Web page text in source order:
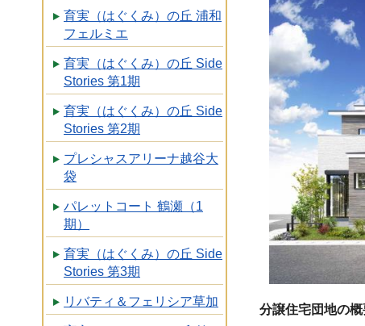
育実（はぐくみ）の丘 浦和
フェルミエ
育実（はぐくみ）の丘 Side
Stories 第1期
育実（はぐくみ）の丘 Side
Stories 第2期
プレシャスアリーナ越谷大
袋
パレットコート 鶴瀬（1
期）
育実（はぐくみ）の丘 Side
Stories 第3期
リバティ＆フェリシア草加
分譲住宅団地の概